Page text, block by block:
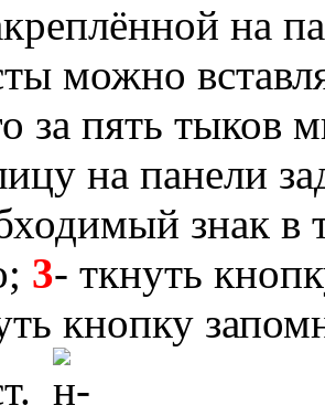
на
можно
за пять
на панели
знак в
3- ткнуть
кнопку